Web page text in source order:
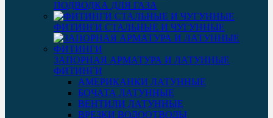
ПОДВОДКА ДЛЯ ГАЗА
ФИТИНГИ СТАЛЬНЫЕ И ЧУГУННЫЕ
ЗАПОРНАЯ АРМАТУРА И ЛАТУННЫЕ
ФИТИНГИ
АМЕРИКАНКИ ЛАТУННЫЕ
БОЧАТА ЛАТУННЫЕ
ВЕНТИЛИ ЛАТУННЫЕ
ВРЕЗКИ ВОДООТВОДЫ